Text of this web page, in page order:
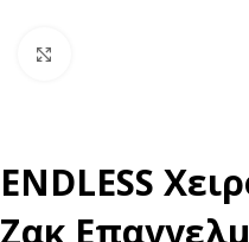
ENDLESS
Ζακ